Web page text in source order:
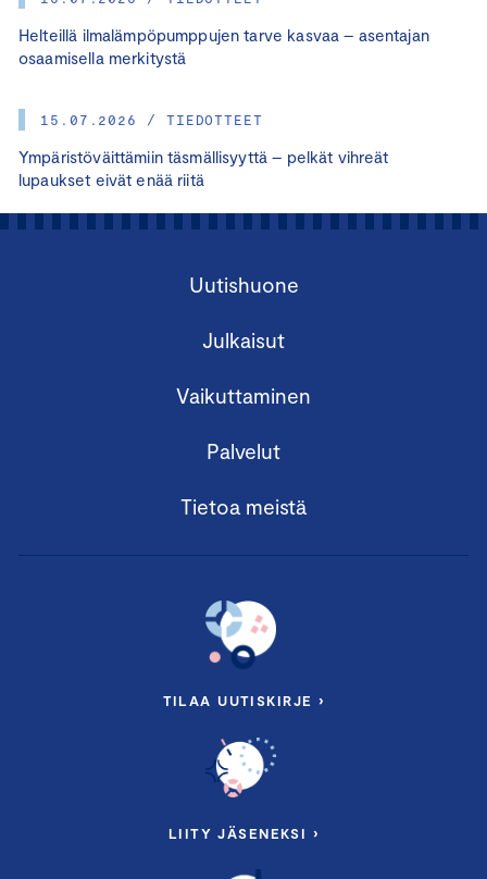
Helteillä ilmalämpöpumppujen tarve kasvaa – asentajan
osaamisella merkitystä
15.07.2026 / TIEDOTTEET
Ympäristöväittämiin täsmällisyyttä – pelkät vihreät
lupaukset eivät enää riitä
Uutishuone
Julkaisut
Vaikuttaminen
Palvelut
Tietoa meistä
TILAA UUTISKIRJE ›
LIITY JÄSENEKSI ›